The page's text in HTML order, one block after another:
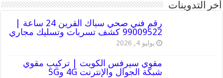
أخر التدوينات
رقم فني صحي سباك القرين 24 ساعة |
99009522 كشف تسربات وتسليك مجاري
يوليو 4, 2026
مقوي سيرفس الكويت | تركيب مقوي
شبكة الجوال والإنترنت 4G و5G